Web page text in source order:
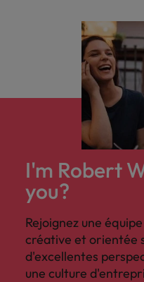
I'm Robert
you?
Rejoignez une
créative et orientée
d'excellentes
une culture